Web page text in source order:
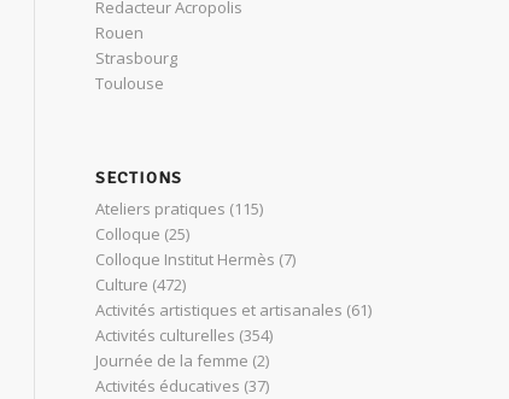
Redacteur Acropolis
Rouen
Strasbourg
Toulouse
SECTIONS
Ateliers pratiques (115)
Colloque (25)
Colloque Institut Hermès (7)
Culture (472)
Activités artistiques et artisanales (61)
Activités culturelles (354)
Journée de la femme (2)
Activités éducatives (37)